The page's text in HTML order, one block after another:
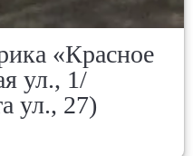
«Красное
ул., 1/
ул., 27)